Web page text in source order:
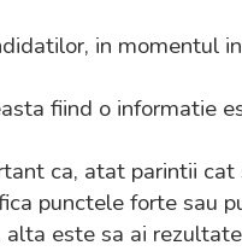
in momentul
fiind o informatie
ca, atat parintii cat
punctele forte sau
este sa ai